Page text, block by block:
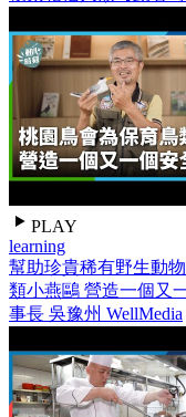
PLAY
learning
幫助珍貴稀有野生動
類小燕鷗 營造一個又
事長 吳豫州 WellMedia